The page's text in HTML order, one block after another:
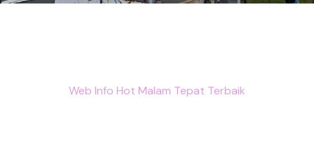
Web Info Hot Malam Tepat Terbaik